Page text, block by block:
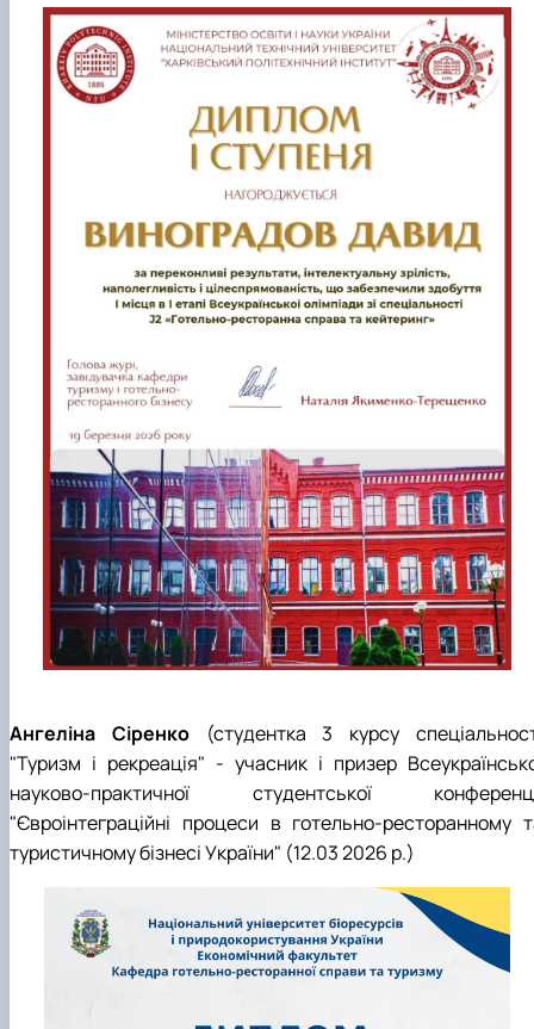
Ангеліна Сіренко
(студентка 3 курсу
"Туризм і рекреація" - учасник і призер
науково-практичної студентської
"Євроінтеграційні процеси в готельно-ресторанному
туристичному бізнесі України" (12.03 2026 р.)